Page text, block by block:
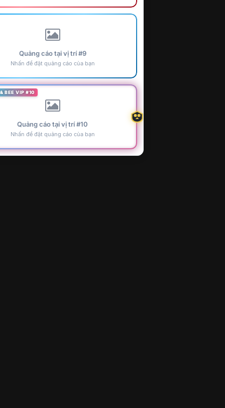
Quảng cáo tại vị trí #9
Nhấn để đặt quảng cáo của bạn
BEE VIP #10
Quảng cáo tại vị trí #10
Nhấn để đặt quảng cáo của bạn